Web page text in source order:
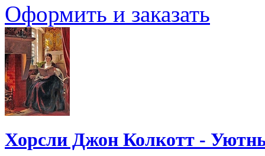
Оформить и заказать
Хорсли Джон Колкотт -